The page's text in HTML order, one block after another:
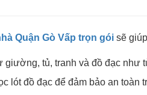
Quận Gò Vấp trọn gói sẽ
tủ, tranh và đồ đạc như
lót đồ đạc để đảm bảo an